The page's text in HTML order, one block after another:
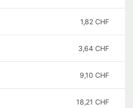
1,82 CHF
3,64 CHF
9,10 CHF
18,21 CHF